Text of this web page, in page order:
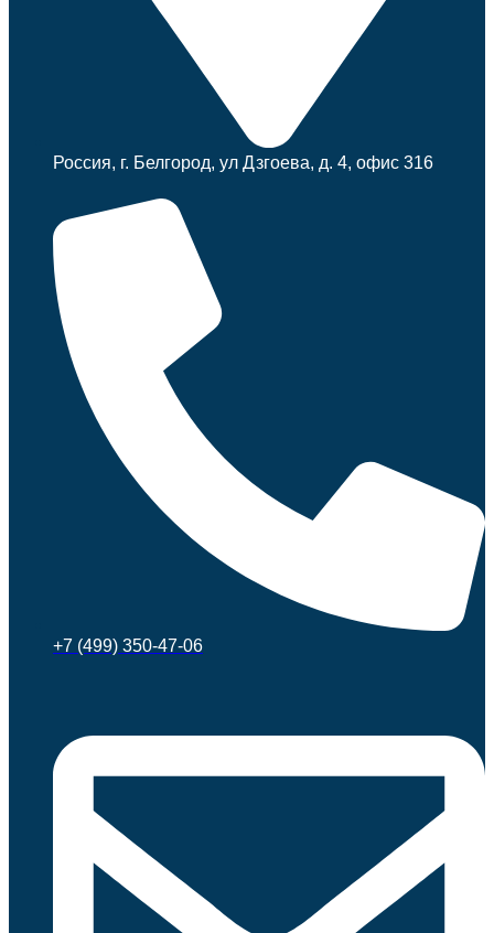
Россия, г. Белгород, ул Дзгоева, д. 4, офис 316
+7 (499) 350-47-06